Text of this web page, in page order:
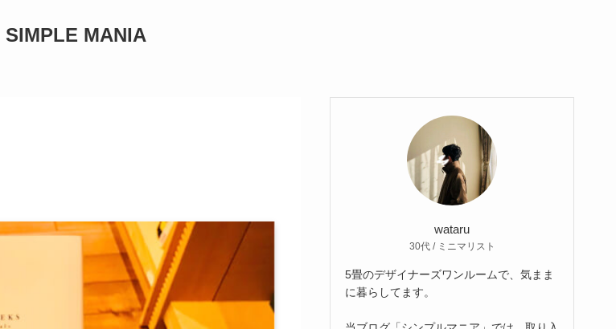
SIMPLE MANIA
wataru
30代 / ミニマリスト
5畳のデザイナーズワンルームで、気まま
に暮らしてます。